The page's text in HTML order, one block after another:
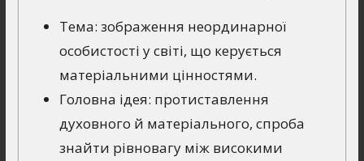
Тема: зображення неординарної
особистості у світі, що керується
матеріальними цінностями.
Головна ідея: протиставлення
духовного й матеріального, спроба
знайти рівновагу між високими